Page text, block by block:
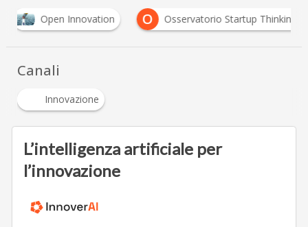
Open Innovation O Osservatorio Startup Thinking
Canali
Innovazione
L’intelligenza artificiale per
l’innovazione